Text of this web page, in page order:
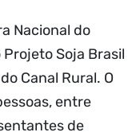
Nacional do
Soja Brasil
Canal Rural. O
entre
de